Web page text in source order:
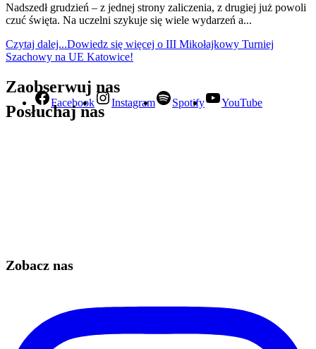
Nadszedł grudzień – z jednej strony zaliczenia, z drugiej już powoli
czuć święta. Na uczelni szykuje się wiele wydarzeń a...
Czytaj dalej...Dowiedz się więcej o III Mikołajkowy Turniej
Szachowy na UE Katowice!
Zaobserwuj nas
Facebook Instagram Spotify YouTube
Posłuchaj nas
Zobacz nas